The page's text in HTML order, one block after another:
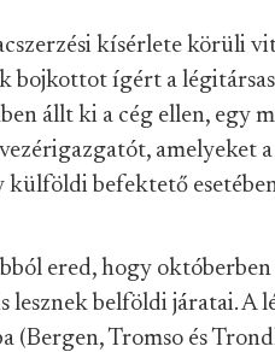
kísérlete körüli
bojkottot ígért a
állt ki a cég ellen, egy
amelyeket
külföldi befektető
ered, hogy
lesznek belföldi járatai. A
(Bergen, Tromso és